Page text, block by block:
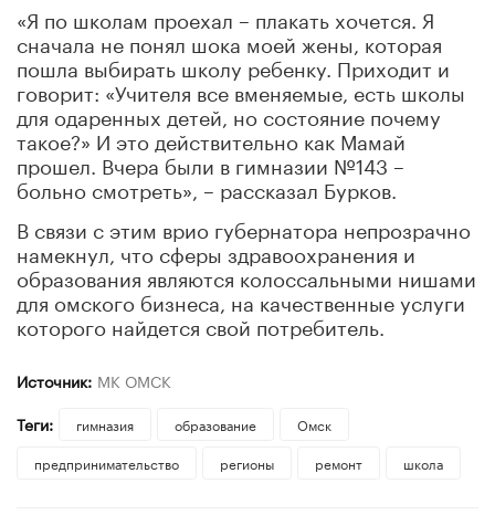
«Я по школам проехал – плакать хочется. Я
сначала не понял шока моей жены, которая
пошла выбирать школу ребенку. Приходит и
говорит: «Учителя все вменяемые, есть школы
для одаренных детей, но состояние почему
такое?» И это действительно как Мамай
прошел. Вчера были в гимназии №143 –
больно смотреть», – рассказал Бурков.
В связи с этим врио губернатора непрозрачно
намекнул, что сферы здравоохранения и
образования являются колоссальными нишами
для омского бизнеса, на качественные услуги
которого найдется свой потребитель.
Источник: МК ОМСК
Теги:
гимназия образование
Омск
предпринимательство
регионы ремонт школа